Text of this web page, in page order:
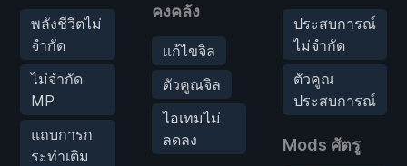
พลังชีวิตไม่
จำกัด
ไม่จำกัด
MP
แถบการก
ระทำเติม
คงคลัง
แก้ไขจิล
ตัวคูณจิล
ไอเทมไม่
ลดลง
ประสบการณ์
ไม่จำกัด
ตัวคูณ
ประสบการณ์
Mods ศัตรู